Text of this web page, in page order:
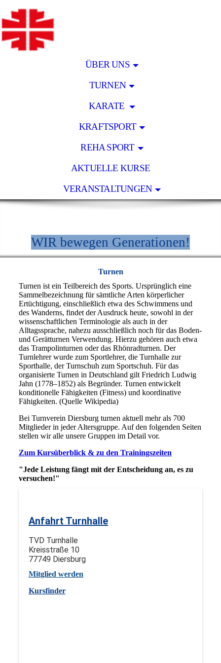
ÜBER UNS
TURNEN
KARATE
KRAFTSPORT
REHA SPORT
AKTUELLE KURSE
VERANSTALTUNGEN
WIR bewegen Generationen!
Turnen
Turnen ist ein Teilbereich des Sports. Ursprünglich eine
Sammelbezeichnung für sämtliche Arten körperlicher
Ertüchtigung, einschließlich etwa des Schwimmens und
des Wanderns, findet der Ausdruck heute, sowohl in der
wissenschaftlichen Terminologie als auch in der
Alltagssprache, nahezu ausschließlich noch für das Boden-
und Gerätturnen Verwendung. Hierzu gehören auch etwa
das Trampolinturnen oder das Rhönradturnen. Der
Turnlehrer wurde zum Sportlehrer, die Turnhalle zur
Sporthalle, der Turnschuh zum Sportschuh. Für das
organisierte Turnen in Deutschland gilt Friedrich Ludwig
Jahn (1778–1852) als Begründer. Turnen entwickelt
konditionelle Fähigkeiten (Fitness) und koordinative
Fähigkeiten. (Quelle Wikipedia)
Bei Turnverein Diersburg turnen aktuell mehr als 700
Mitglieder in jeder Altersgruppe. Auf den folgenden Seiten
stellen wir alle unsere Gruppen im Detail vor.
Zum Kursüberblick & zu den Trainingszeiten
"Jede Leistung fängt mit der Entscheidung an, es zu
versuchen!"
Anfahrt Turnhalle
TVD Turnhalle
Kreisstraße 10
77749 Diersburg
Mitglied werden
Kursfinder